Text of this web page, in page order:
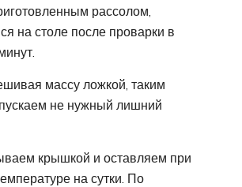
рассолом,
на столе после проварки в
массу ложкой, таким
не нужный лишний
крышкой и оставляем при
на сутки. По